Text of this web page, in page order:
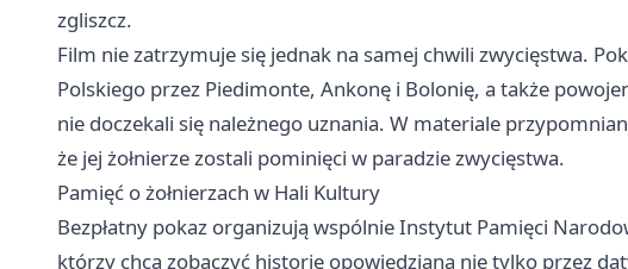
zgliszcz.
Film nie zatrzymuje się jednak na samej chwili zwycięstwa.
Polskiego przez Piedimonte, Ankonę i Bolonię, a także
nie doczekali się należnego uznania. W materiale
że jej żołnierze zostali pominięci w paradzie zwycięstwa.
Pamięć o żołnierzach w Hali Kultury
Bezpłatny pokaz organizują wspólnie Instytut Pamięci
którzy chcą zobaczyć historię opowiedzianą nie tylko przez